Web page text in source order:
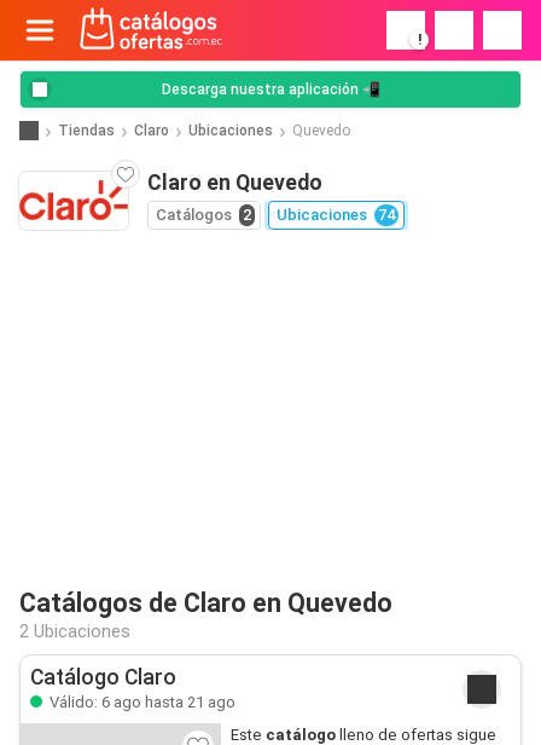
!
Descarga nuestra aplicación 📲
Tiendas Claro Ubicaciones Quevedo
Claro en Quevedo
Catálogos 2 Ubicaciones 74
Catálogos de Claro en Quevedo
2 Ubicaciones
Catálogo Claro
Válido: 6 ago hasta 21 ago
Este catálogo lleno de ofertas sigue